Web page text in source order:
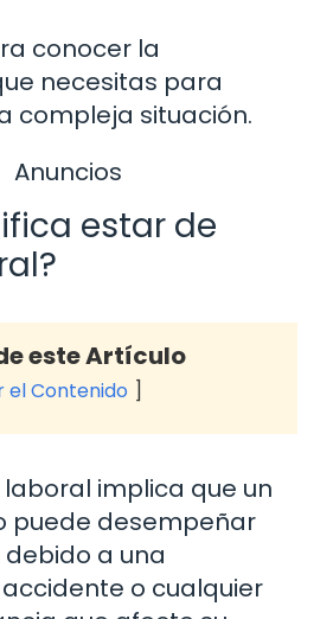
conocer la
necesitas para
compleja situación.
Anuncios
estar de
este Artículo
el Contenido
implica que un
puede desempeñar
debido a una
o cualquier